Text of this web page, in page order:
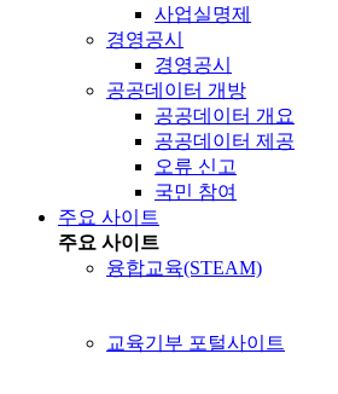
사업실명제
경영공시
경영공시
공공데이터 개방
공공데이터 개요
공공데이터 제공
오류 신고
국민 참여
주요 사이트
주요 사이트
융합교육(STEAM)
교육기부 포털사이트